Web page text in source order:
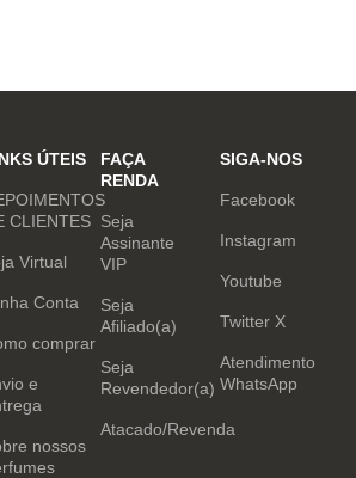
ÚTEIS
CLIENTES
Virtual
Conta
comprar
e
nossos
FAÇA
RENDA
Seja
Assinante
VIP
Seja
Afiliado(a)
Seja
Revendedor(a)
Atacado/Revenda
SIGA-NOS
Facebook
Instagram
Youtube
Twitter X
Atendimento
WhatsApp